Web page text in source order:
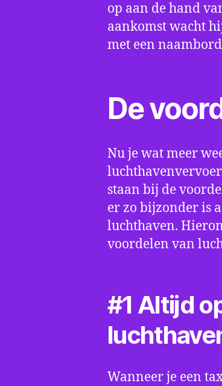
op aan de hand
aankomst wacht
met een
De
Nu je wat meer
staan bij de
er zo bijzonder is
luchthaven.
voordelen van
#1 Altijd
Wanneer je een